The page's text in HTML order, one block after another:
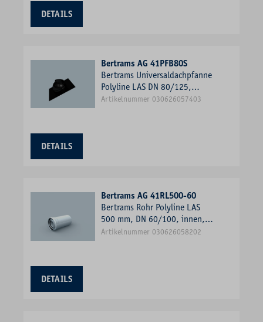
DETAILS
Bertrams AG 41PFB80S
Bertrams Universaldachpfanne
Polyline LAS DN 80/125,
schwarz, 25-45°, Kunststoff
Artikelnummer 030626057403
DETAILS
Bertrams AG 41RL500-60
Bertrams Rohr Polyline LAS
500 mm, DN 60/100, innen,
weiß
Artikelnummer 030626058202
DETAILS